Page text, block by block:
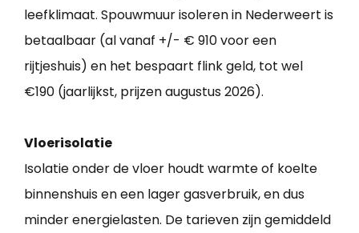
leefklimaat. Spouwmuur isoleren in Nederweert is
betaalbaar (al vanaf +/- € 910 voor een
rijtjeshuis) en het bespaart flink geld, tot wel
€190 (jaarlijkst, prijzen augustus 2026).
Vloerisolatie
Isolatie onder de vloer houdt warmte of koelte
binnenshuis en een lager gasverbruik, en dus
minder energielasten. De tarieven zijn gemiddeld